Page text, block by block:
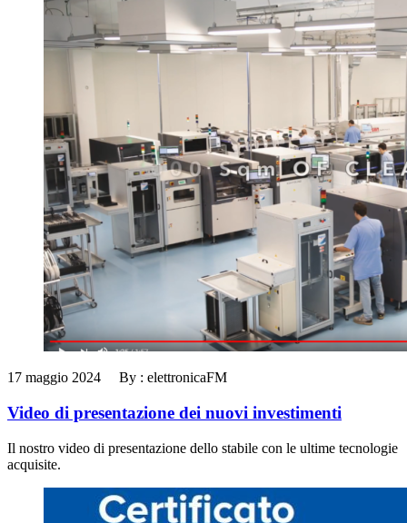
17 maggio 2024 By : elettronicaFM
Video di presentazione dei nuovi investimenti
Il nostro video di presentazione dello stabile con le ultime tecnologie
acquisite.